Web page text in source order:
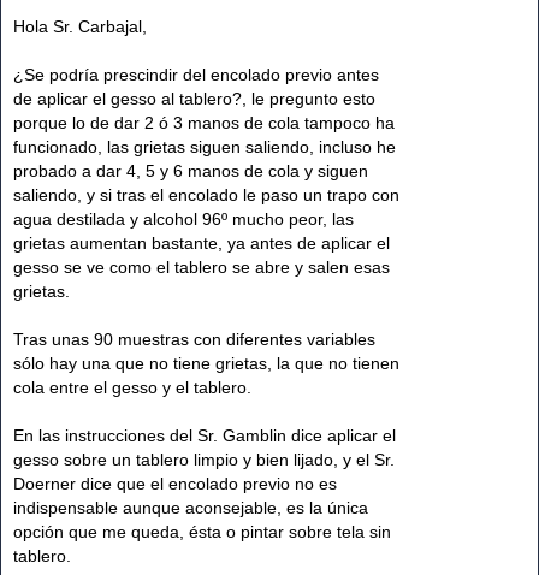
n
s
e
Hola Sr. Carbajal,
¿Se podría prescindir del encolado previo antes
de aplicar el gesso al tablero?, le pregunto esto
porque lo de dar 2 ó 3 manos de cola tampoco ha
funcionado, las grietas siguen saliendo, incluso he
probado a dar 4, 5 y 6 manos de cola y siguen
saliendo, y si tras el encolado le paso un trapo con
agua destilada y alcohol 96º mucho peor, las
grietas aumentan bastante, ya antes de aplicar el
gesso se ve como el tablero se abre y salen esas
grietas.
Tras unas 90 muestras con diferentes variables
sólo hay una que no tiene grietas, la que no tienen
cola entre el gesso y el tablero.
En las instrucciones del Sr. Gamblin dice aplicar el
gesso sobre un tablero limpio y bien lijado, y el Sr.
Doerner dice que el encolado previo no es
indispensable aunque aconsejable, es la única
opción que me queda, ésta o pintar sobre tela sin
tablero.